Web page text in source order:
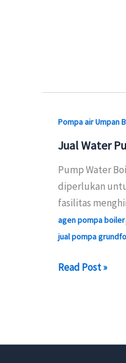
Pompa air Umpan
Jual Water
Pump Water
diperlukan
fasilitas
agen pompa boiler
jual pompa
Jual
Read Post »